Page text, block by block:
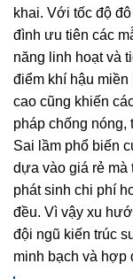
khai. Với tốc độ
đình ưu tiên các
năng linh hoạt và
điểm khí hậu miền
cao cũng khiến
pháp chống nóng,
Sai lầm phổ biến
dựa vào giá rẻ mà
phát sinh chi phí
đều. Vì vậy xu
đội ngũ kiến trúc
minh bạch và hợp